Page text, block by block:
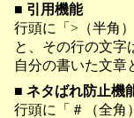
■ 引用機能
行頭に「>（半角
と、その行の文字
自分の書いた文章
■ ネタばれ防止機
行頭に「＃（全角